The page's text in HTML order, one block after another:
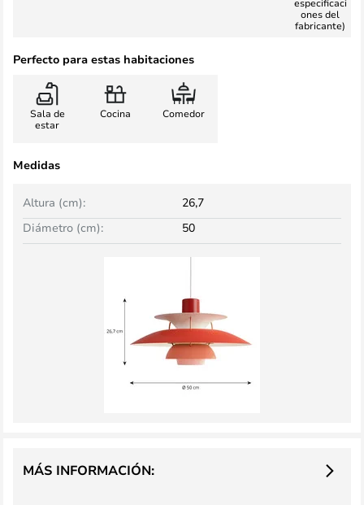
ones del
fabricante)
Perfecto para estas habitaciones
Sala de
estar
Cocina Comedor
Medidas
Altura (cm):
26,7
Diámetro (cm):
50
MÁS INFORMACIÓN: